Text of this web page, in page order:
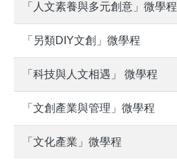
「人文素養與多元創意」微學程
「另類DIY文創」微學程
「科技與人文相遇」 微學程
「文創產業與管理」微學程
「文化產業」微學程